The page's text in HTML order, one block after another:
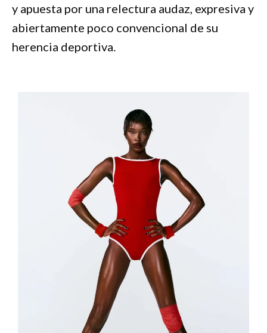
y apuesta por una relectura audaz, expresiva y
abiertamente poco convencional de su
herencia deportiva.